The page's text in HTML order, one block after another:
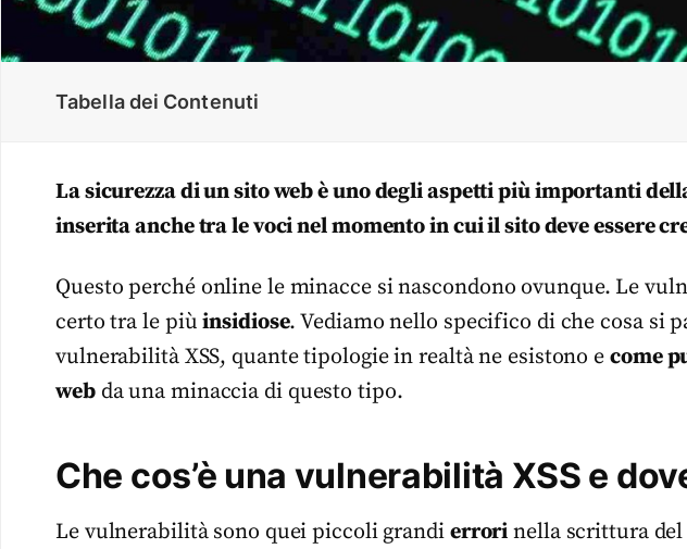
Tabella dei Contenuti
La sicurezza di un sito web è uno degli aspetti più importanti
inserita anche tra le voci nel momento in cui il sito deve essere
Questo perché online le minacce si nascondono ovunque. Le
certo tra le piùinsidiose. Vediamo nello specifico di che cosa si
vulnerabilità XSS, quante tipologie in realtà ne esistono e come
webda una minaccia di questo tipo.
Che cos’è una vulnerabilità XSS e
Le vulnerabilità sono quei piccoli grandi errori nella scrittura